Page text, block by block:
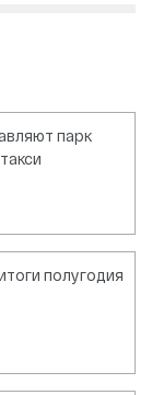
парк
полугодия